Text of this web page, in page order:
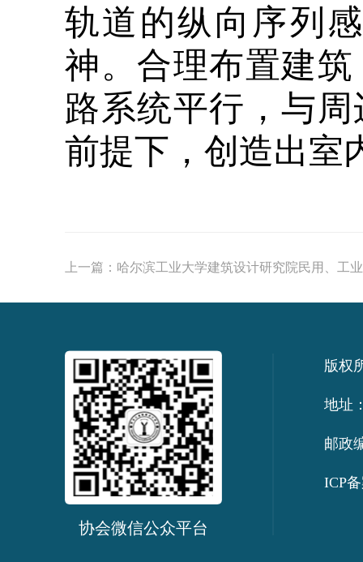
轨道的纵向序列
神。合理布置建
路系统平行，与
前提下，创造出室
上一篇： 哈尔滨工业大学建筑设计研究院民用、工
协会微信公众平台
版权
地址
邮政
ICP